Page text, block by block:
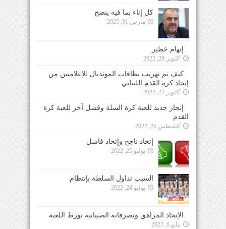
كل إناء بما فيه ينضح
مارس 31, 2025
إتهام خطير
أكتوبر 28, 2022
كيف تم تهريب بطاقات المونديال للإعلاميين من
إتحاد كرة القدم اللبناني
أكتوبر 27, 2022
إنجاز جديد للعبة كرة السلة وفشل آخر للعبة كرة
القدم
أغسطس 26, 2022
إتحاد ناجح وإتحاد فاشل
يوليو 25, 2022
السبب تداول السلطة بإنتظام
يوليو 24, 2022
الإتحاد المراهق وتصرفاته الصبيانية تورط اللعبة
مايو 6, 2022